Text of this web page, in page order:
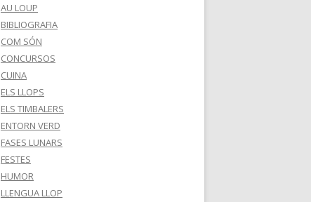
AU LOUP
BIBLIOGRAFIA
COM SÓN
CONCURSOS
CUINA
ELS LLOPS
ELS TIMBALERS
ENTORN VERD
FASES LUNARS
FESTES
HUMOR
LLENGUA LLOP